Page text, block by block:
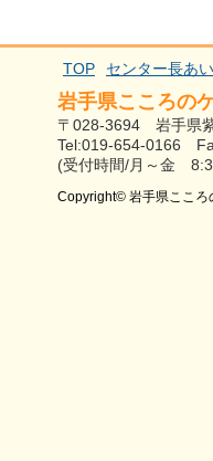
TOP センター長あ
岩手県こころの
〒028-3694 岩手県
Tel:019-654-0166
(受付時間/月～金
Copyright© 岩手県こころ